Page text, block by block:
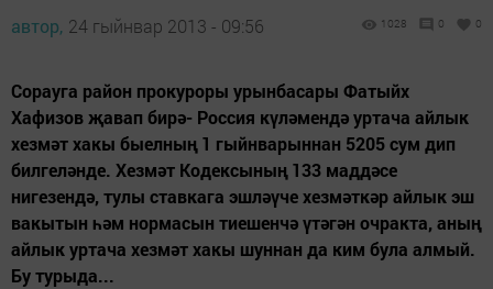
автор, 24 гыйнвар 2013 - 09:56 1028 0 0
Сорауга район прокуроры урынбасары Фатыйх
Хафизов җавап бирә- Россия күләмендә уртача айлык
хезмәт хакы быелның 1 гыйнварыннан 5205 сум дип
билгеләнде. Хезмәт Кодексының 133 маддәсе
нигезендә, тулы ставкага эшләүче хезмәткәр айлык эш
вакытын һәм нормасын тиешенчә үтәгән очракта, аның
айлык уртача хезмәт хакы шуннан да ким була алмый.
Бу турыда...